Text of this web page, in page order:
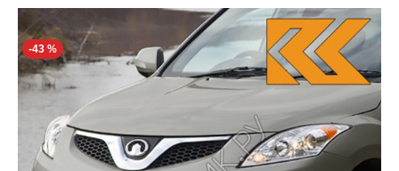
-43 %